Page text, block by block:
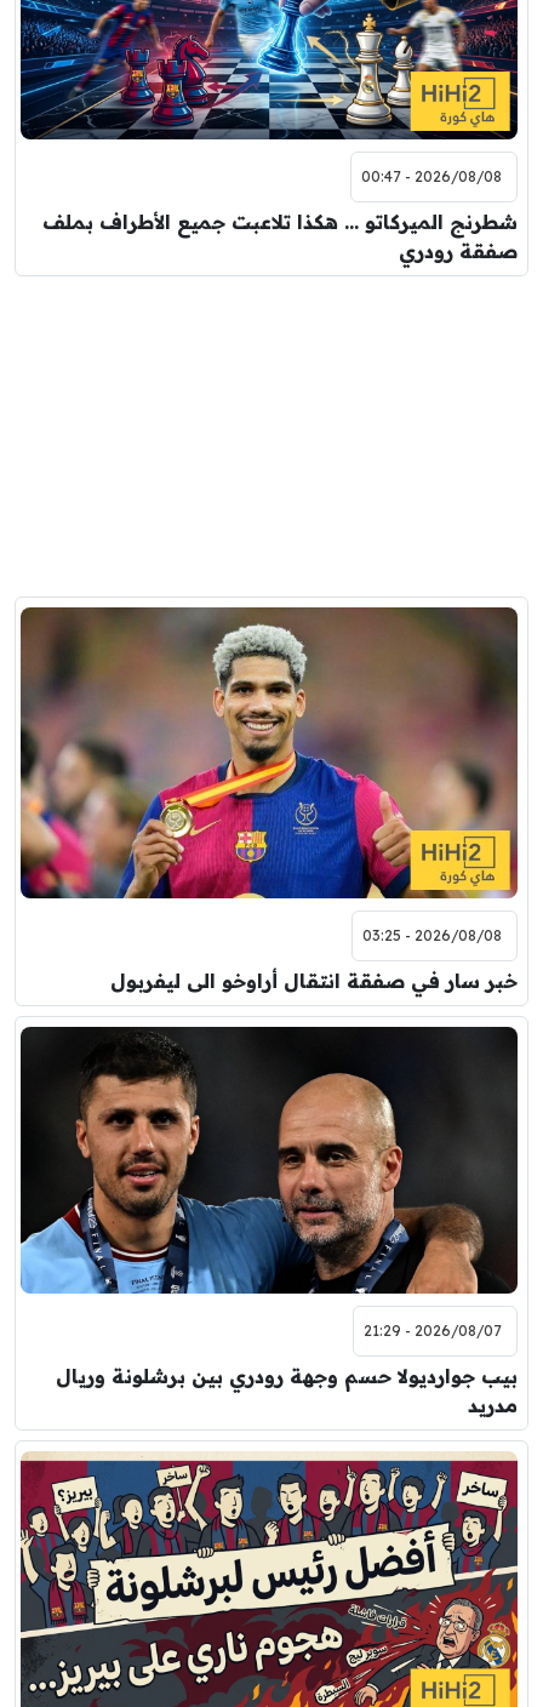
2026/08/08 - 00:47
شطرنج الميركاتو … هكذا تلاعبت جميع الأطراف بملف
صفقة رودري
2026/08/08 - 03:25
خبر سار في صفقة انتقال أراوخو الى ليفربول
2026/08/07 - 21:29
بيب جوارديولا حسم وجهة رودري بين برشلونة وريال
مدريد